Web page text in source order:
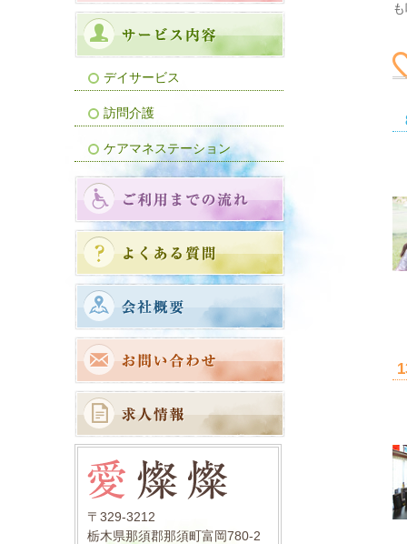
デイサービス
訪問介護
ケアマネステーション
〒329-3212
栃木県那須郡那須町富岡780-2